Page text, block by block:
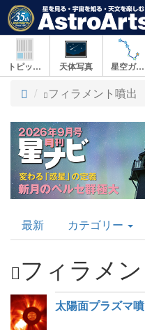
トピックス 天体写真 星空ガイド
ト
プ
フィラメント噴出
AstroArts
Topics
最新 カテゴリー
フィラメ
太陽面プラズマ